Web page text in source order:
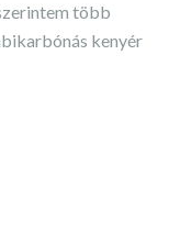
több
kenyér